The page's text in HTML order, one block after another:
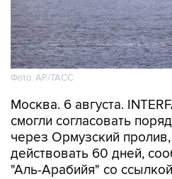
Фото: AP/ТАСС
Москва. 6 августа.
смогли согласовать
через Ормузский
действовать 60 дней,
"Аль-Арабийя" со